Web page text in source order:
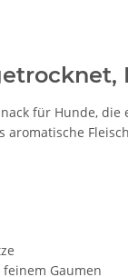
für Hunde, die
aromatische
Gaumen